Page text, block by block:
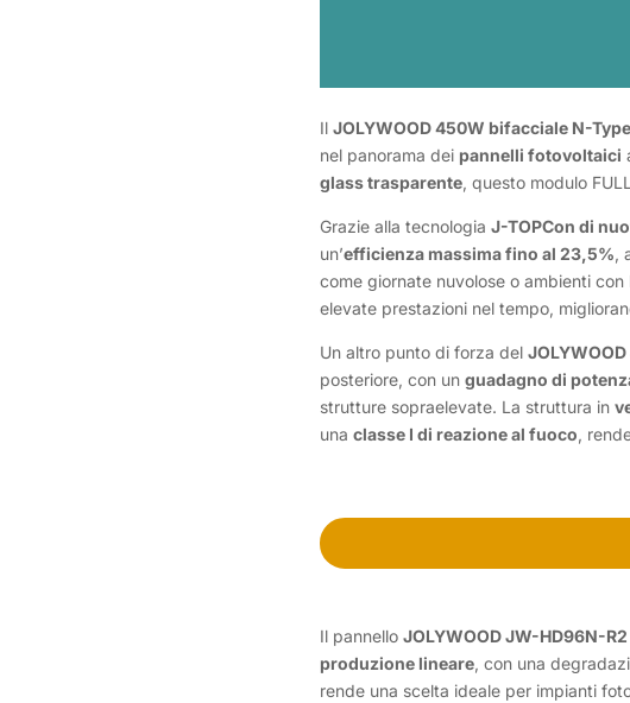
Il JOLYWOOD 450W bifacciale N-
nel panorama dei pannelli fotovoltaici
glass trasparente, questo modulo
Grazie alla tecnologia J-TOPCon di
un’efficienza massima fino al 23,5%,
come giornate nuvolose o ambienti con
elevate prestazioni nel tempo,
Un altro punto di forza del
posteriore, con un guadagno di
strutture sopraelevate. La struttura in
una classe I di reazione al fuoco,
Il pannello JOLYWOOD JW-HD96N-
produzione lineare, con una
rende una scelta ideale per impianti